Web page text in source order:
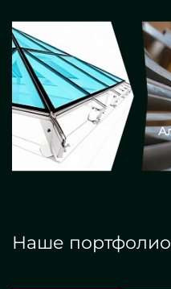
Алмазная гравировка
Наше портфолио